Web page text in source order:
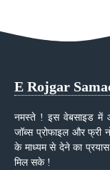
E Rojgar
नमस्ते ! इस वेबसाइड में
जॉब्स प्रोफाइल और फ्री
के माध्यम से देने का
मिल सके !